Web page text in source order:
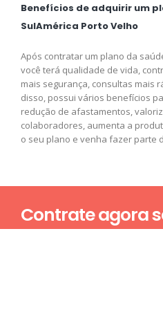
Benefícios de adquirir um
SulAmérica Porto Velho
Após contratar um plano da
você terá qualidade de vida,
mais segurança, consultas mais
disso, possui vários benefícios
redução de afastamentos,
colaboradores, aumenta a
o seu plano e venha fazer parte
Contrate agora